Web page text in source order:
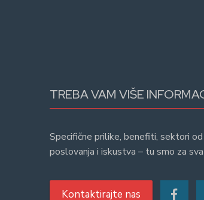
TREBA VAM VIŠE
Specifične prilike, benefiti, sektori
poslovanja i iskustva – tu smo za
Kontaktirajte nas